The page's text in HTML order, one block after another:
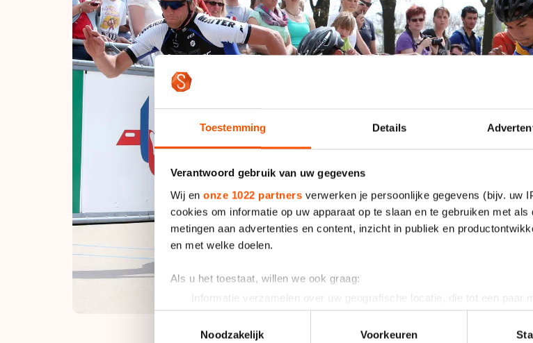
Toestemming Details
Verantwoord gebruik van uw gegevens
Wij en onze 1022 partners verwerken je persoonlijke gegevens (bijv. uw
cookies om informatie op uw apparaat op te slaan en te gebruiken met
metingen aan advertenties en content, inzicht in publiek en
en met welke doelen.
Als u het toestaat, willen we ook graag:
Informatie verzamelen over uw geografische locatie, die tot een paar
Uw apparaat identificeren door het actief te scannen op specifieke
Lees meer over hoe uw persoonlijke gegevens worden verwerkt en stel
Noodzakelijk
Voorkeuren